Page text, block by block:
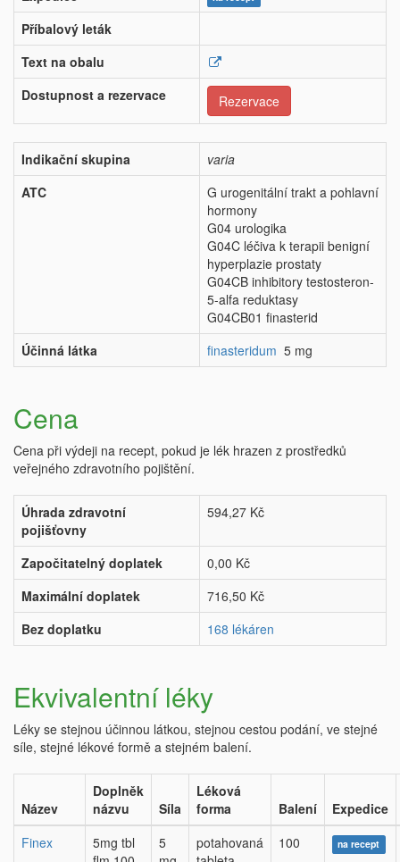
Příbalový leták
Text na obalu
Dostupnost a rezervace
Rezervace
Indikační skupina
varia
ATC
G urogenitální trakt a pohlavní
hormony
G04 urologika
G04C léčiva k terapii benigní
hyperplazie prostaty
G04CB inhibitory testosteron-
5-alfa reduktasy
G04CB01 finasterid
Účinná látka
finasteridum 5 mg
Cena
Cena při výdeji na recept, pokud je lék hrazen z prostředků
veřejného zdravotního pojištění.
Úhrada zdravotní
pojišťovny
594,27 Kč
Započitatelný doplatek
0,00 Kč
Maximální doplatek
716,50 Kč
Bez doplatku
168 lékáren
Ekvivalentní léky
Léky se stejnou účinnou látkou, stejnou cestou podání, ve stejné
síle, stejné lékové formě a stejném balení.
Název
Doplněk
názvu
Síla
Léková
forma
Balení
Expedice
Finex
5mg tbl
5
potahovaná
100 na recept